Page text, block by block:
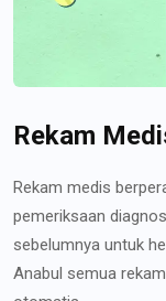
Rekam
Rekam medis
pemeriksaan
sebelumnya untuk
Anabul semua